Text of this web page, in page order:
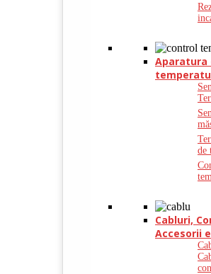
Aparatura
de
Cabluri,
Accesorii